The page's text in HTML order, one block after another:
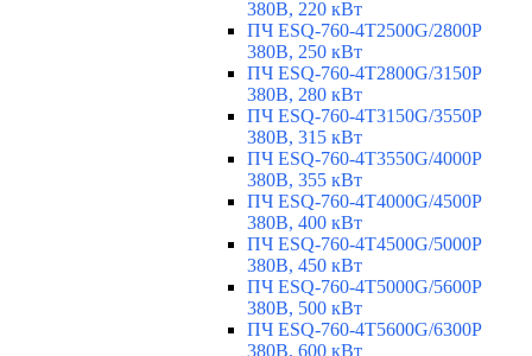
380В, 220 кВт
ПЧ ESQ-760-4T2500G/2800P
380В, 250 кВт
ПЧ ESQ-760-4T2800G/3150P
380В, 280 кВт
ПЧ ESQ-760-4T3150G/3550P
380В, 315 кВт
ПЧ ESQ-760-4T3550G/4000P
380В, 355 кВт
ПЧ ESQ-760-4T4000G/4500P
380В, 400 кВт
ПЧ ESQ-760-4T4500G/5000P
380В, 450 кВт
ПЧ ESQ-760-4T5000G/5600P
380В, 500 кВт
ПЧ ESQ-760-4T5600G/6300P
380В, 600 кВт